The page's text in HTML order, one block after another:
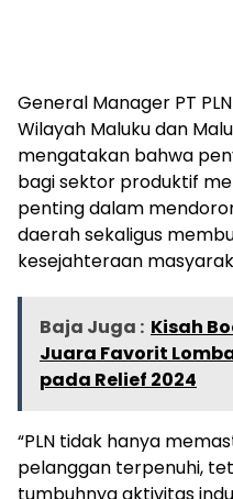
General Manager PT
Wilayah Maluku dan
mengatakan bahwa
bagi sektor produktif
penting dalam
daerah sekaligus
kesejahteraan
Baja Juga : Kisah
Juara Favorit
pada Relief 2024
“PLN tidak hanya
pelanggan terpenuhi,